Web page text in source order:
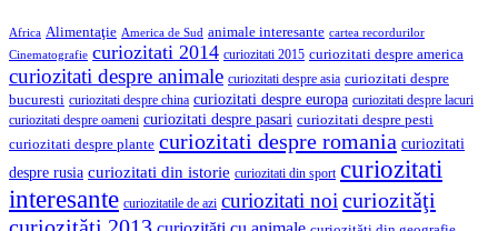
Africa Alimentaţie America de Sud animale interesante cartea recordurilor
Cinematografie curiozitati 2014 curiozitati 2015 curiozitati despre america
curiozitati despre animale curiozitati despre asia curiozitati despre
bucuresti curiozitati despre china curiozitati despre europa curiozitati despre lacuri
curiozitati despre oameni curiozitati despre pasari curiozitati despre pesti
curiozitati despre plante curiozitati despre romania curiozitati
despre rusia curiozitati din istorie curiozitati din sport curiozitati
interesante curiozitatile de azi curiozitati noicuriozităţi